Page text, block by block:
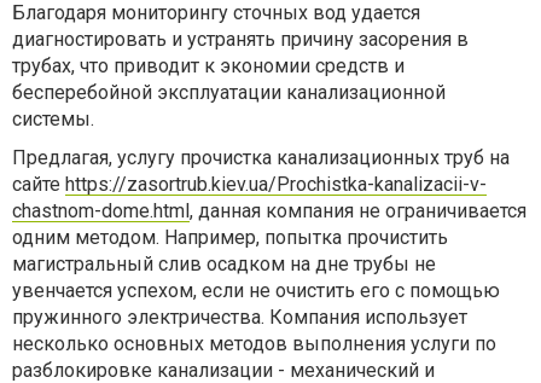
Благодаря мониторингу сточных вод удается
диагностировать и устранять причину засорения в
трубах, что приводит к экономии средств и
бесперебойной эксплуатации канализационной
системы.
Предлагая, услугу прочистка канализационных труб на
сайте https://zasortrub.kiev.ua/Prochistka-kanalizacii-v-
chastnom-dome.html, данная компания не ограничивается
одним методом. Например, попытка прочистить
магистральный слив осадком на дне трубы не
увенчается успехом, если не очистить его с помощью
пружинного электричества. Компания использует
несколько основных методов выполнения услуги по
разблокировке канализации - механический и